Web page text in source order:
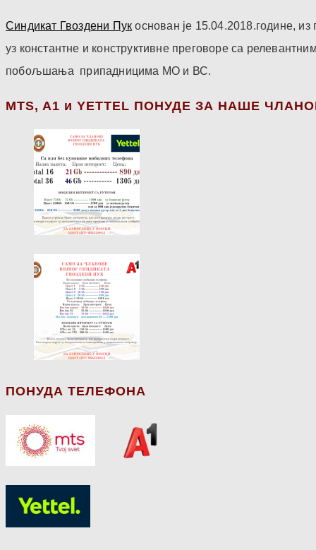
Синдикат Гвоздени Пук основан је 15.04.2018.године,
уз константне и конструктивне преговоре са
побољшања припадницима МО и ВС.
МТS, A1 и YETTEL ПОНУДЕ ЗА НАШЕ
ПОНУДА ТЕЛЕФОНА